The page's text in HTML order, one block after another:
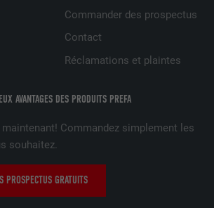
AVANTAGES DES PRODUITS PREFA
Commandez simplement les
souhaitez.
PROSPECTUS GRATUITS
Commander des prospectus
Contact
Réclamations et plaintes
Est utilisé pour garantir que le même
tous les cookies dans ce navigateur
_fbp